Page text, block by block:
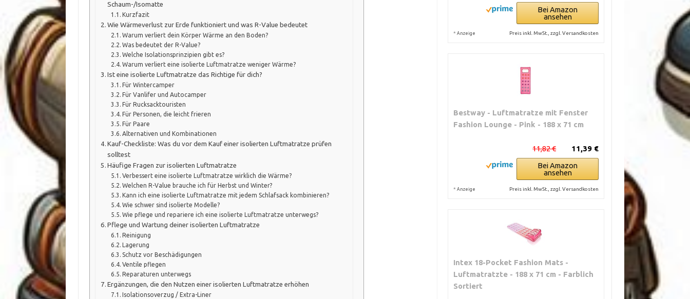
Schaum-/Isomatte
Kurzfazit
Wie Wärmeverlust zur Erde funktioniert und was R-Value bedeutet
Warum verliert dein Körper Wärme an den Boden?
Was bedeutet der R-Value?
Welche Isolationsprinzipien gibt es?
Warum verliert eine isolierte Luftmatratze weniger Wärme?
Ist eine isolierte Luftmatratze das Richtige für dich?
Für Wintercamper
Für Vanlifer und Autocamper
Für Rucksacktouristen
Für Personen, die leicht frieren
Für Paare
Alternativen und Kombinationen
Kauf-Checkliste: Was du vor dem Kauf einer isolierten Luftmatratze prüfen
solltest
Häufige Fragen zur isolierten Luftmatratze
Verbessert eine isolierte Luftmatratze wirklich die Wärme?
Welchen R-Value brauche ich für Herbst und Winter?
Kann ich eine isolierte Luftmatratze mit jedem Schlafsack kombinieren?
Wie schwer sind isolierte Modelle?
Wie pflege und repariere ich eine isolierte Luftmatratze unterwegs?
Pflege und Wartung deiner isolierten Luftmatratze
Reinigung
Lagerung
Schutz vor Beschädigungen
Ventile pflegen
Reparaturen unterwegs
Ergänzungen, die den Nutzen einer isolierten Luftmatratze erhöhen
Isolationsoverzug / Extra-Liner
Bei Amazon
ansehen
* Anzeige Preis inkl. MwSt., zzgl. Versandkosten
Bestway - Luftmatratze mit Fenster
Fashion Lounge - Pink - 188 x 71 cm
11,39 €
11,82 €
Bei Amazon
ansehen
* Anzeige Preis inkl. MwSt., zzgl. Versandkosten
Intex 18-Pocket Fashion Mats -
Luftmatratzte - 188 x 71 cm - Farblich
Sortiert